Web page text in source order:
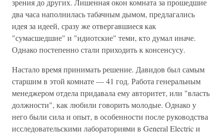
зрения до других. Лишенная окон комната за прошедшие
два часа наполнилась табачным дымом, предлагались
идея за идеей, сразу же отвергавшиеся как
"сумасшедшие" и "идиотские" теми, кто думал иначе.
Однако постепенно стали приходить к консенсусу.
Настало время принимать решение. Давидов был самым
старшим в этой комнате — 41 год. Работа генеральным
менеджером отдела придавала ему авторитет, или "власть
должности", как любили говорить молодые. Однако у
него были сила и опыт, в особенности после руководства
исследовательскими лабораториями в General Electric и